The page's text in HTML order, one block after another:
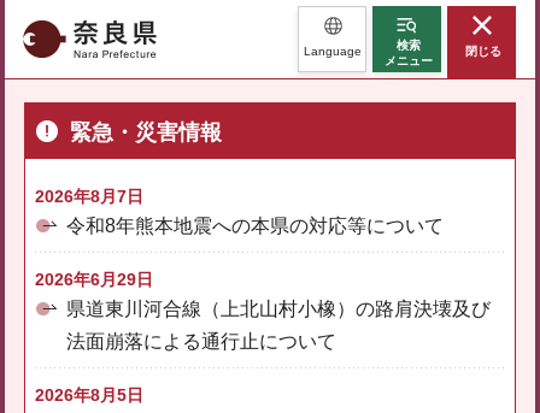
奈良県 Language
検索
メニュー
閉じる
緊急・災害情報
2026年8月7日
令和8年熊本地震への本県の対応等について
2026年6月29日
県道東川河合線（上北山村小橡）の路肩決壊及び
法面崩落による通行止について
2026年8月5日